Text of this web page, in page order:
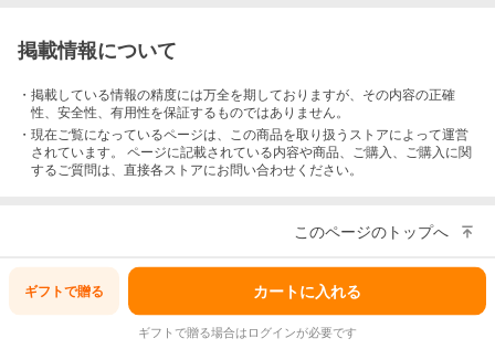
掲載情報について
・掲載している情報の精度には万全を期しておりますが、その内容の正確
性、安全性、有用性を保証するものではありません。
・現在ご覧になっているページは、この商品を取り扱うストアによって運営
されています。 ページに記載されている内容や商品、ご購入 、ご購入に関
するご質問は、直接各ストアにお問い合わせください。
このページのトップへ
ギフトで贈る カートに入れる
ギフトで贈る場合はログインが必要です